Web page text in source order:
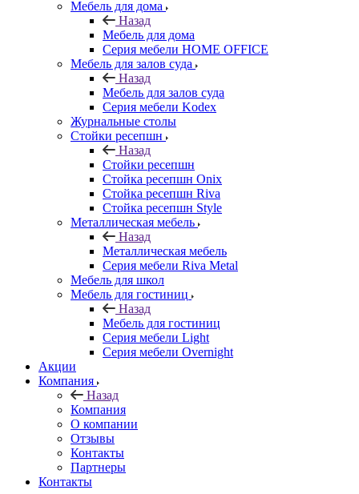
Мебель для дома
Назад
Мебель для дома
Серия мебели HOME OFFICE
Мебель для залов суда
Назад
Мебель для залов суда
Серия мебели Kodex
Журнальные столы
Стойки ресепшн
Назад
Стойки ресепшн
Стойка ресепшн Onix
Стойка ресепшн Riva
Стойка ресепшн Style
Металлическая мебель
Назад
Металлическая мебель
Серия мебели Riva Metal
Мебель для школ
Мебель для гостиниц
Назад
Мебель для гостиниц
Серия мебели Light
Серия мебели Overnight
Акции
Компания
Назад
Компания
О компании
Отзывы
Контакты
Партнеры
Контакты